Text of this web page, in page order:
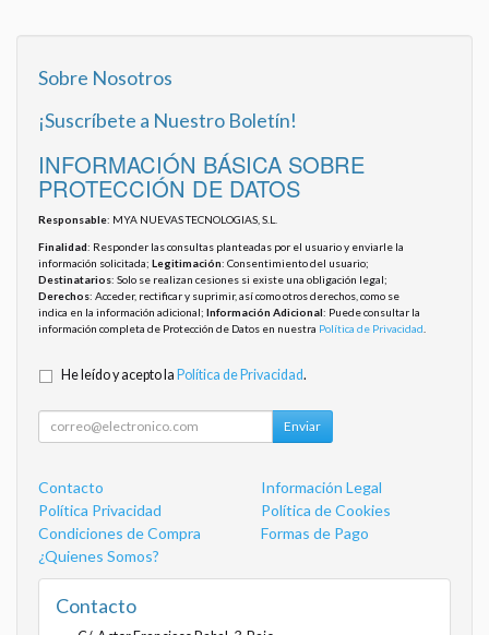
Sobre Nosotros
¡Suscríbete a Nuestro Boletín!
INFORMACIÓN BÁSICA SOBRE
PROTECCIÓN DE DATOS
Responsable: MYA NUEVAS TECNOLOGIAS, S.L.
Finalidad: Responder las consultas planteadas por el usuario y enviarle la
información solicitada; Legitimación: Consentimiento del usuario;
Destinatarios: Solo se realizan cesiones si existe una obligación legal;
Derechos: Acceder, rectificar y suprimir, así como otros derechos, como se
indica en la información adicional; Información Adicional: Puede consultar la
información completa de Protección de Datos en nuestra Política de Privacidad
He leído y acepto la Política de Privacidad.
Enviar
Contacto
Información Legal
Política Privacidad
Política de Cookies
Condiciones de Compra
Formas de Pago
¿Quienes Somos?
Contacto